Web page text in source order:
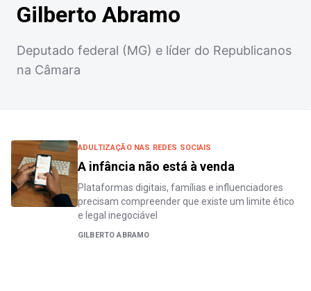
Gilberto Abramo
Deputado federal (MG) e líder do Republicanos
na Câmara
ADULTIZAÇÃO NAS REDES SOCIAIS
A infância não está à venda
Plataformas digitais, famílias e influenciadores
precisam compreender que existe um limite ético
e legal inegociável
GILBERTO ABRAMO